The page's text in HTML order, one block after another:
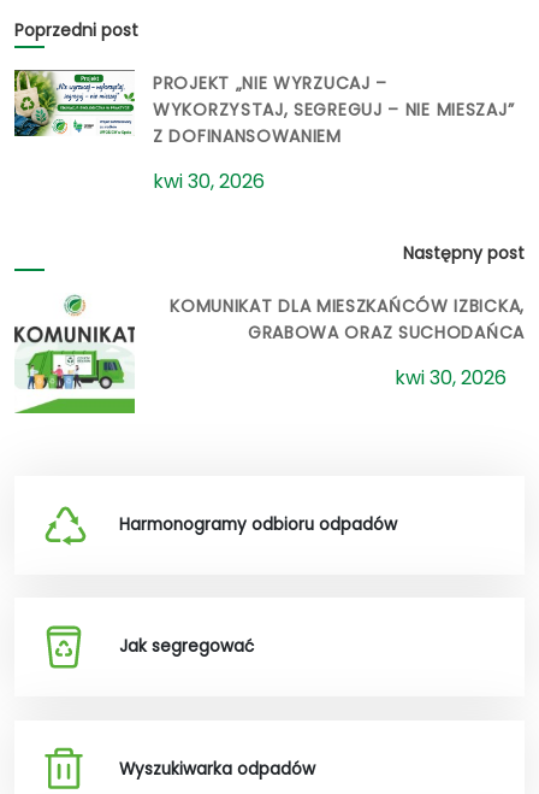
Poprzedni post
PROJEKT „NIE WYRZUCAJ –
WYKORZYSTAJ, SEGREGUJ – NIE MIESZAJ”
Z DOFINANSOWANIEM
kwi 30, 2026
Następny post
KOMUNIKAT DLA MIESZKAŃCÓW IZBICKA,
GRABOWA ORAZ SUCHODAŃCA
kwi 30, 2026
Harmonogramy odbioru odpadów
Jak segregować
Wyszukiwarka odpadów